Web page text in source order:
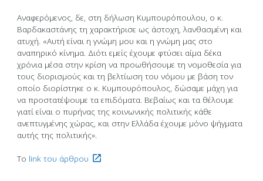
Αναφερόμενος, δε, στη δήλωση Κυμπουρόπουλου, ο κ.
Βαρδακαστάνης τη χαρακτήρισε ως άστοχη, λανθασμένη και
ατυχή. «Αυτή είναι η γνώμη μου και η γνώμη μας στο
αναπηρικό κίνημα. Διότι εμείς έχουμε φτύσει αίμα δέκα
χρόνια μέσα στην κρίση να προωθήσουμε τη νομοθεσία για
τους διορισμούς και τη βελτίωση του νόμου με βάση τον
οποίο διορίστηκε ο κ. Κυμπουρόπουλος, δώσαμε μάχη για
να προστατέψουμε τα επιδόματα. Βεβαίως και τα θέλουμε
γιατί είναι ο πυρήνας της κοινωνικής πολιτικής κάθε
ανεπτυγμένης χώρας, και στην Ελλάδα έχουμε μόνο ψήγματα
αυτής της πολιτικής».
To link του άρθρου